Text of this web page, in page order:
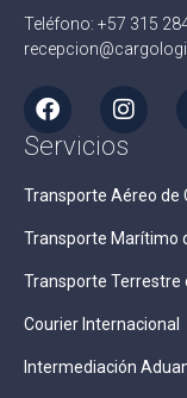
Teléfono: +57 315
Servicios
Transporte Aéreo de
Transporte Marítimo
Transporte Terrestre
Courier Internacional
Intermediación